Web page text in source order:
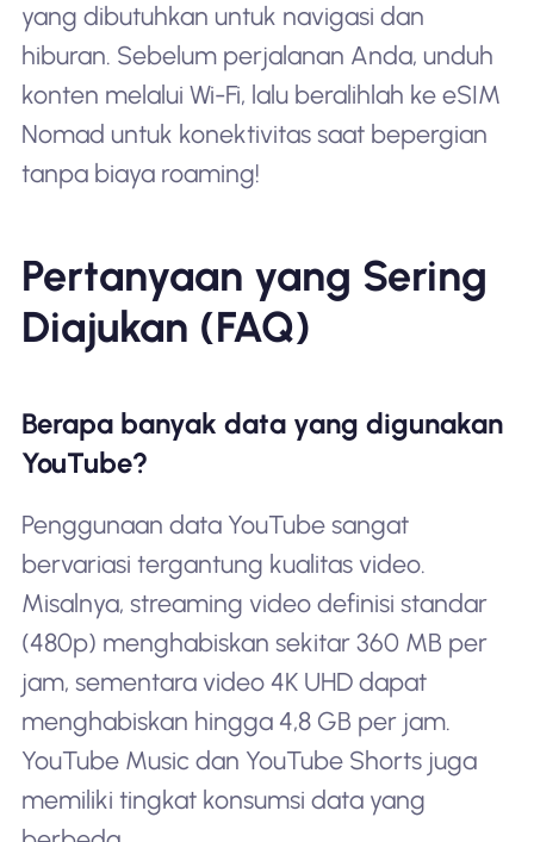
yang dibutuhkan untuk navigasi dan
hiburan. Sebelum perjalanan Anda, unduh
konten melalui Wi-Fi, lalu beralihlah ke eSIM
Nomad untuk konektivitas saat bepergian
tanpa biaya roaming!
Pertanyaan yang Sering
Diajukan (FAQ)
Berapa banyak data yang digunakan
YouTube?
Penggunaan data YouTube sangat
bervariasi tergantung kualitas video.
Misalnya, streaming video definisi standar
(480p) menghabiskan sekitar 360 MB per
jam, sementara video 4K UHD dapat
menghabiskan hingga 4,8 GB per jam.
YouTube Music dan YouTube Shorts juga
memiliki tingkat konsumsi data yang